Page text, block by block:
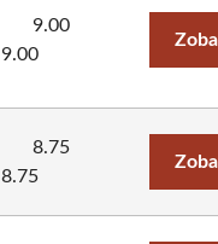
9.00
9.00
8.75
8.75